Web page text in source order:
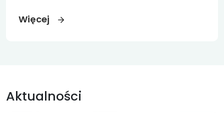
Więcej
Aktualności